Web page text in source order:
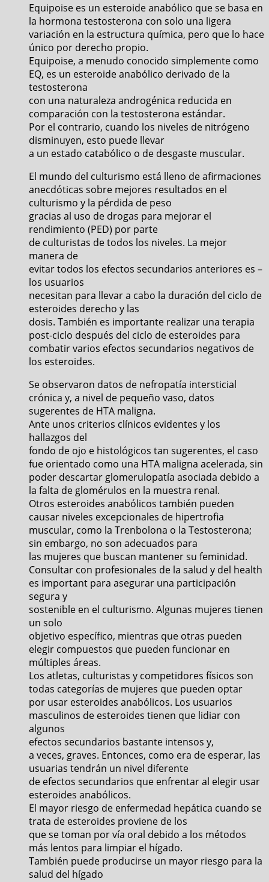
Equipoise es un esteroide anabólico que se basa en
la hormona testosterona con solo una ligera
variación en la estructura química, pero que lo hace
único por derecho propio.
Equipoise, a menudo conocido simplemente como
EQ, es un esteroide anabólico derivado de la
testosterona
con una naturaleza androgénica reducida en
comparación con la testosterona estándar.
Por el contrario, cuando los niveles de nitrógeno
disminuyen, esto puede llevar
a un estado catabólico o de desgaste muscular.
El mundo del culturismo está lleno de afirmaciones
anecdóticas sobre mejores resultados en el
culturismo y la pérdida de peso
gracias al uso de drogas para mejorar el
rendimiento (PED) por parte
de culturistas de todos los niveles. La mejor
manera de
evitar todos los efectos secundarios anteriores es –
los usuarios
necesitan para llevar a cabo la duración del ciclo de
esteroides derecho y las
dosis. También es importante realizar una terapia
post-ciclo después del ciclo de esteroides para
combatir varios efectos secundarios negativos de
los esteroides.
Se observaron datos de nefropatía intersticial
crónica y, a nivel de pequeño vaso, datos
sugerentes de HTA maligna.
Ante unos criterios clínicos evidentes y los
hallazgos del
fondo de ojo e histológicos tan sugerentes, el caso
fue orientado como una HTA maligna acelerada, sin
poder descartar glomerulopatía asociada debido a
la falta de glomérulos en la muestra renal.
Otros esteroides anabólicos también pueden
causar niveles excepcionales de hipertrofia
muscular, como la Trenbolona o la Testosterona;
sin embargo, no son adecuados para
las mujeres que buscan mantener su feminidad.
Consultar con profesionales de la salud y del health
es important para asegurar una participación
segura y
sostenible en el culturismo. Algunas mujeres tienen
un solo
objetivo específico, mientras que otras pueden
elegir compuestos que pueden funcionar en
múltiples áreas.
Los atletas, culturistas y competidores físicos son
todas categorías de mujeres que pueden optar
por usar esteroides anabólicos. Los usuarios
masculinos de esteroides tienen que lidiar con
algunos
efectos secundarios bastante intensos y,
a veces, graves. Entonces, como era de esperar, las
usuarias tendrán un nivel diferente
de efectos secundarios que enfrentar al elegir usar
esteroides anabólicos.
El mayor riesgo de enfermedad hepática cuando se
trata de esteroides proviene de los
que se toman por vía oral debido a los métodos
más lentos para limpiar el hígado.
También puede producirse un mayor riesgo para la
salud del hígado